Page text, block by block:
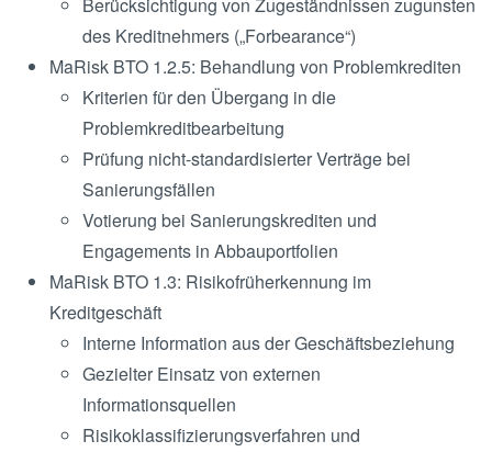
Berücksichtigung von Zugeständnissen zugunsten
des Kreditnehmers („Forbearance“)
MaRisk BTO 1.2.5: Behandlung von Problemkrediten
Kriterien für den Übergang in die
Problemkreditbearbeitung
Prüfung nicht-standardisierter Verträge bei
Sanierungsfällen
Votierung bei Sanierungskrediten und
Engagements in Abbauportfolien
MaRisk BTO 1.3: Risikofrüherkennung im
Kreditgeschäft
Interne Information aus der Geschäftsbeziehung
Gezielter Einsatz von externen
Informationsquellen
Risikoklassifizierungsverfahren und